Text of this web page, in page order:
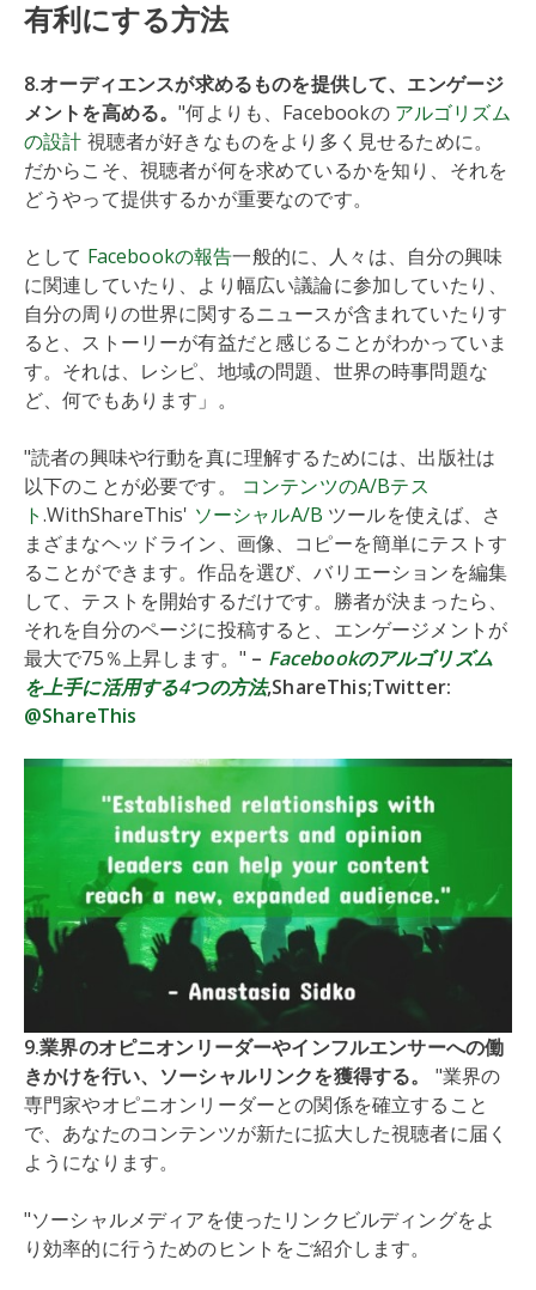
有利にする方法
8.オーディエンスが求めるものを提供して、エンゲージ
メントを高める。"何よりも、Facebookの アルゴリズム
の設計 視聴者が好きなものをより多く見せるために。
だからこそ、視聴者が何を求めているかを知り、それを
どうやって提供するかが重要なのです。
として Facebookの報告一般的に、人々は、自分の興味
に関連していたり、より幅広い議論に参加していたり、
自分の周りの世界に関するニュースが含まれていたりす
ると、ストーリーが有益だと感じることがわかっていま
す。それは、レシピ、地域の問題、世界の時事問題な
ど、何でもあります」。
"読者の興味や行動を真に理解するためには、出版社は
以下のことが必要です。 コンテンツのA/Bテス
ト.WithShareThis' ソーシャルA/B ツールを使えば、さ
まざまなヘッドライン、画像、コピーを簡単にテストす
ることができます。作品を選び、バリエーションを編集
して、テストを開始するだけです。勝者が決まったら、
それを自分のページに投稿すると、エンゲージメントが
最大で75％上昇します。" – Facebookのアルゴリズム
を上手に活用する4つの方法,ShareThis;Twitter:
@ShareThis
9.業界のオピニオンリーダーやインフルエンサーへの働
きかけを行い、ソーシャルリンクを獲得する。
"業界の
専門家やオピニオンリーダーとの関係を確立すること
で、あなたのコンテンツが新たに拡大した視聴者に届く
ようになります。
"ソーシャルメディアを使ったリンクビルディングをよ
り効率的に行うためのヒントをご紹介します。